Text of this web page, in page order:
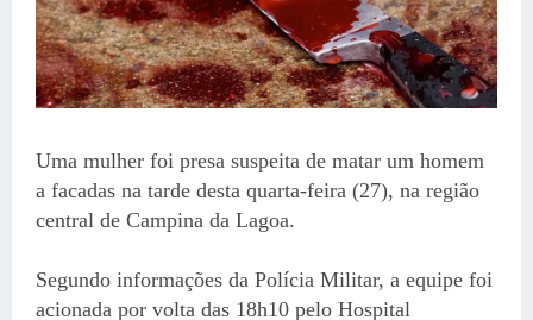
Uma mulher foi presa suspeita de matar um homem
a facadas na tarde desta quarta-feira (27), na região
central de Campina da Lagoa.
Segundo informações da Polícia Militar, a equipe foi
acionada por volta das 18h10 pelo Hospital